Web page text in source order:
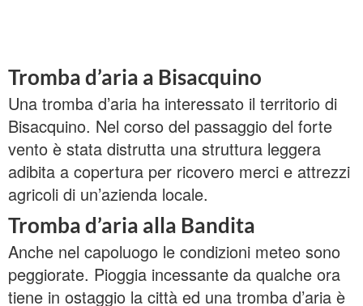
Tromba d’aria a Bisacquino
Una tromba d’aria ha interessato il territorio di
Bisacquino. Nel corso del passaggio del forte
vento è stata distrutta una struttura leggera
adibita a copertura per ricovero merci e attrezzi
agricoli di un’azienda locale.
Tromba d’aria alla Bandita
Anche nel capoluogo le condizioni meteo sono
peggiorate. Pioggia incessante da qualche ora
tiene in ostaggio la città ed una tromba d’aria è